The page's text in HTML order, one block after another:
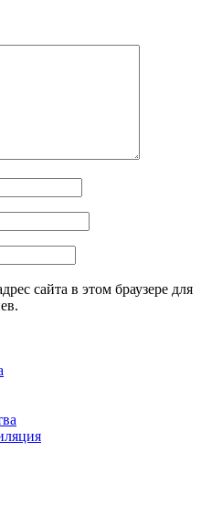
сайта в этом браузере для